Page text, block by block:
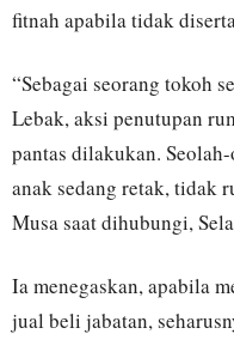
fitnah apabila tidak
“Sebagai seorang tokoh
Lebak, aksi penutupan
pantas dilakukan.
anak sedang retak, tidak
Musa saat dihubungi,
Ia menegaskan, apabila
jual beli jabatan,